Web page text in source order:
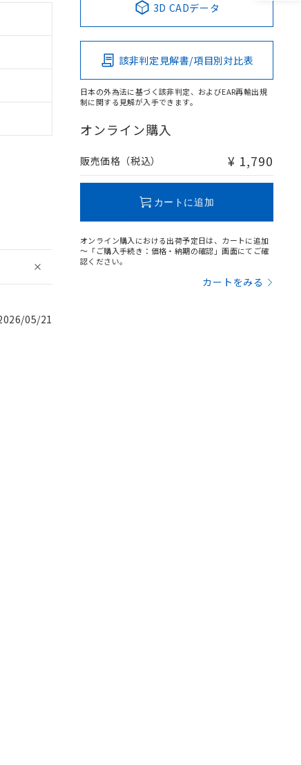
05/21
3D CADデータ
該非判定見解書/項目別対比表
日本の外為法に基づく該非判定、およびEAR再輸出規
制に関する見解が入手できます。
オンライン購入
販売価格（税込） ¥ 1,790
カートに追加
オンライン購入における出荷予定日は、カートに追加
～「ご購入手続き：価格・納期の確認」画面にてご確
認ください。
カートをみる
す。
りません。